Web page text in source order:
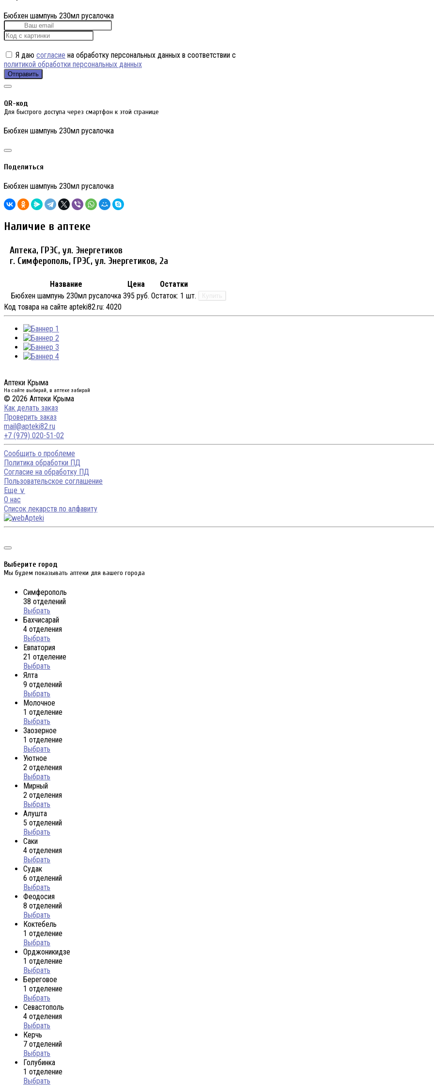
Бюбхен шампунь 230мл русалочка
Я даю согласие на обработку персональных данных в соответствии с
политикой обработки персональных данных
Отправить
QR-код
Для быстрого доступа через смартфон к этой странице
Бюбхен шампунь 230мл русалочка
Поделиться
Бюбхен шампунь 230мл русалочка
Наличие в аптеке
Аптека, ГРЭС, ул. Энергетиков
г. Симферополь, ГРЭС, ул. Энергетиков, 2а
Название Цена
Остатки
Бюбхен шампунь 230мл русалочка 395 руб. Остаток: 1 шт. Купить
Код товара на сайте apteki82.ru: 4020
Аптеки Крыма
На сайте выбирай, в аптеке забирай
© 2026 Аптеки Крыма
Как делать заказ
Проверить заказ
mail@apteki82.ru
+7 (979) 020-51-02
Сообщить о проблеме
Политика обработки ПД
Согласие на обработку ПД
Пользовательское соглашение
Еще ∨
О нас
Список лекарств по алфавиту
Выберите город
Мы будем показывать аптеки для вашего города
Симферополь
38 отделений
Выбрать
Бахчисарай
4 отделения
Выбрать
Евпатория
21 отделение
Выбрать
Ялта
9 отделений
Выбрать
Молочное
1 отделение
Выбрать
Заозерное
1 отделение
Выбрать
Уютное
2 отделения
Выбрать
Мирный
2 отделения
Выбрать
Алушта
5 отделений
Выбрать
Саки
4 отделения
Выбрать
Судак
6 отделений
Выбрать
Феодосия
8 отделений
Выбрать
Коктебель
1 отделение
Выбрать
Орджоникидзе
1 отделение
Выбрать
Береговое
1 отделение
Выбрать
Севастополь
4 отделения
Выбрать
Керчь
7 отделений
Выбрать
Голубинка
1 отделение
Выбрать